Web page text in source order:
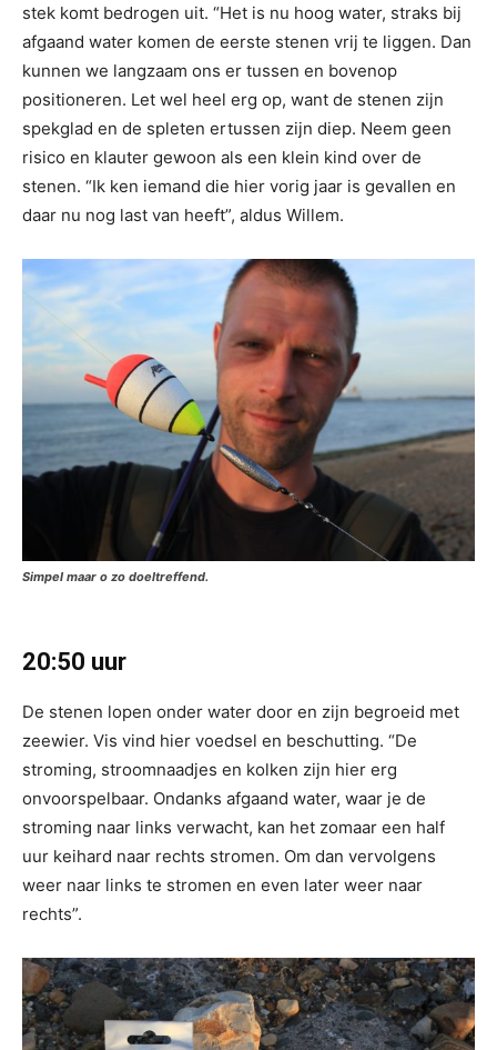
stek komt bedrogen uit. “Het is nu hoog water, straks bij
afgaand water komen de eerste stenen vrij te liggen. Dan
kunnen we langzaam ons er tussen en bovenop
positioneren. Let wel heel erg op, want de stenen zijn
spekglad en de spleten ertussen zijn diep. Neem geen
risico en klauter gewoon als een klein kind over de
stenen. “Ik ken iemand die hier vorig jaar is gevallen en
daar nu nog last van heeft”, aldus Willem.
Simpel maar o zo doeltreffend.
20:50 uur
De stenen lopen onder water door en zijn begroeid met
zeewier. Vis vind hier voedsel en beschutting. “De
stroming, stroomnaadjes en kolken zijn hier erg
onvoorspelbaar. Ondanks afgaand water, waar je de
stroming naar links verwacht, kan het zomaar een half
uur keihard naar rechts stromen. Om dan vervolgens
weer naar links te stromen en even later weer naar
rechts”.